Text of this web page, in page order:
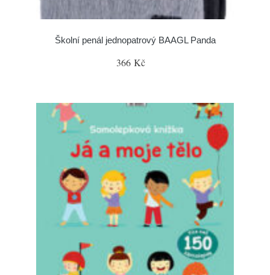
Školní penál jednopatrový BAAGL Panda
366 Kč